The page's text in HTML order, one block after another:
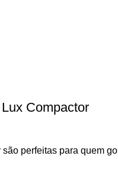
Compactor
perfeitas para quem